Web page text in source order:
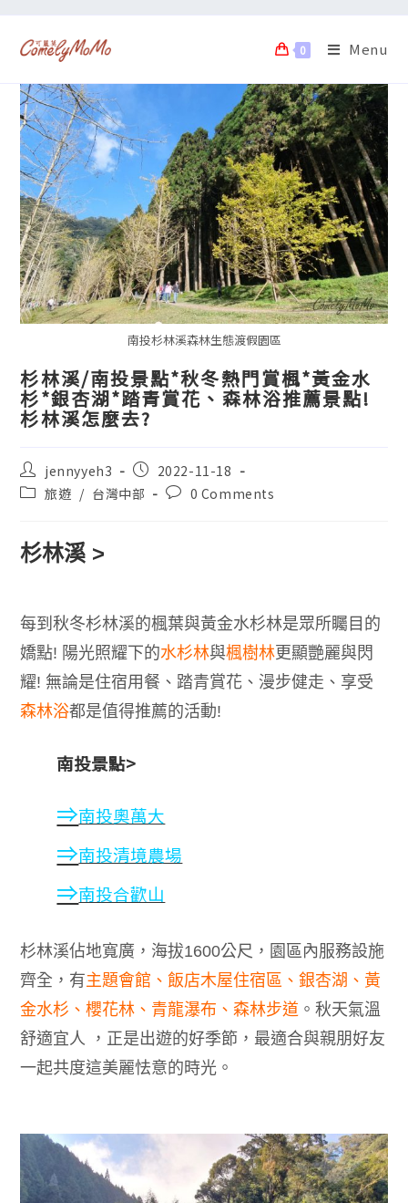
0 Menu
南投杉林溪森林生態渡假園區
杉林溪/南投景點*秋冬熱門賞楓*黃金水
杉*銀杏湖*踏青賞花、森林浴推薦景點!
杉林溪怎麼去?
jennyyeh3
2022-11-18
旅遊 / 台灣中部 0 Comments
杉林溪 >
每到秋冬杉林溪的楓葉與黃金水杉林是眾所矚目的
嬌點! 陽光照耀下的水杉林與楓樹林更顯艷麗與閃
耀! 無論是住宿用餐、踏青賞花、漫步健走、享受
森林浴都是值得推薦的活動!
南投景點>
⇒南投奧萬大
⇒南投清境農場
⇒南投合歡山
杉林溪佔地寬廣，海拔1600公尺，園區內服務設施
齊全，有主題會館、飯店木屋住宿區、銀杏湖、黃
金水杉、櫻花林、青龍瀑布、森林步道 。秋天氣溫
舒適宜人 ，正是出遊的好季節，最適合與親朋好友
一起共度這美麗怯意的時光。